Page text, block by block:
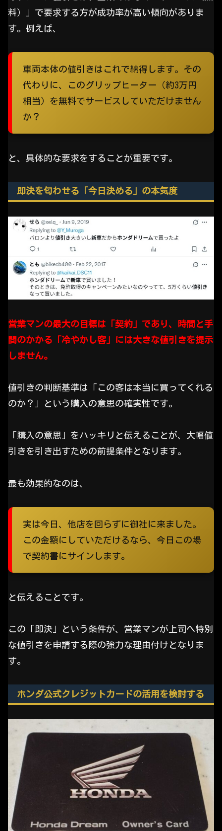
料）」で要求する方が成功率が高い傾向がありま
す。例えば、
車両本体の値引きはこれで納得します。その
代わりに、このグリップヒーター（約3万円
相当）を無料でサービスしていただけません
か？
と、具体的な要求をすることが重要です。
即決を匂わせる「今日決める」の本気度
営業マンの最大の目標は「契約」であり、時間と手
間のかかる「冷やかし客」には大きな値引きを提示
しません。
値引きの判断基準は「この客は本当に買ってくれる
のか？」という購入の意思の確実性です。
「購入の意思」をハッキリと伝えることが、大幅値
引きを引き出すための前提条件となります。
最も効果的なのは、
実は今日、他店を回らずに御社に来ました。
この金額にしていただけるなら、今日この場
で契約書にサインします。
と伝えることです。
この「即決」という条件が、営業マンが上司へ特別
な値引きを申請する際の強力な理由付けとなりま
す。
ホンダ公式クレジットカードの活用を検討する